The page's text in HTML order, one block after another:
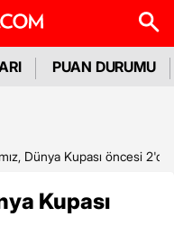
PUAN DURUMU
Dünya Kupası öncesi 2'de
Kupası